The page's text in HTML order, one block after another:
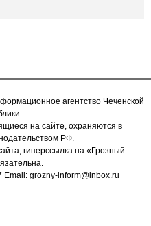
агентство Чеченской
на сайте, охраняются в
РФ.
гиперссылка на «Грозный-
Email: grozny-inform@inbox.ru